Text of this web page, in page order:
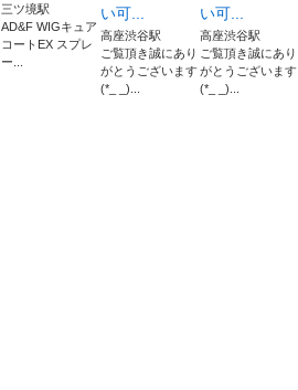
三ツ境駅
AD&F WIGキュア
コートEX スプレ
ー...
い可...
高座渋谷駅
ご覧頂き誠にあり
がとうございます
(*_ _)...
い可...
高座渋谷駅
ご覧頂き誠にあり
がとうございます
(*_ _)...